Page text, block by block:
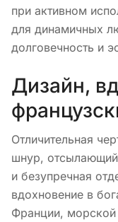
при активном
для динамичных
долговечность и
Дизайн,
Отличительная
шнур,
и безупречная
вдохновение в
Франции, морской